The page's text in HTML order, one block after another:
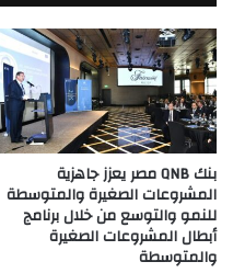
بنك QNB مصر يعزز جاهزية
المشروعات الصغيرة والمتوسطة
للنمو والتوسع من خلال برنامج
أبطال المشروعات الصغيرة
والمتوسطة